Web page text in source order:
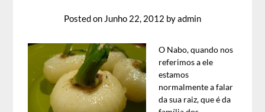
Posted on Junho 22, 2012 byadmin
O Nabo, quando nos
referimos a ele
estamos
normalmente a falar
da sua raiz, que é da